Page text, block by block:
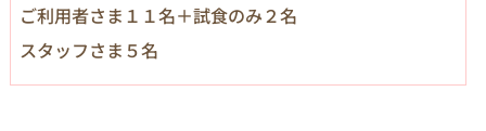
ご利用者さま１１名＋試食のみ２名
スタッフさま５名